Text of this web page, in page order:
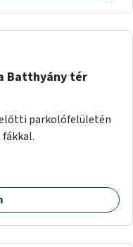
Batthyány tér
parkolófelületén